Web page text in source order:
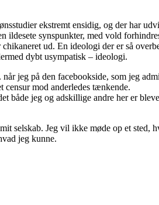
ekstremt ensidig, og der har
ildesete synspunkter, med vold
ud. En ideologi der er så
dybt usympatisk – ideologi.
jeg på den facebookside, som jeg
mod anderledes tænkende.
både jeg og adskillige andre her er
selskab. Jeg vil ikke møde op et sted,
jeg kunne.